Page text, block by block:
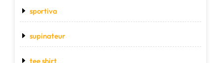
sportiva
supinateur
tee shirt